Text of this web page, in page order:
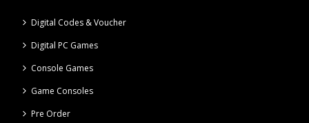
Digital Codes & Voucher
Digital PC Games
Console Games
Game Consoles
Pre Order